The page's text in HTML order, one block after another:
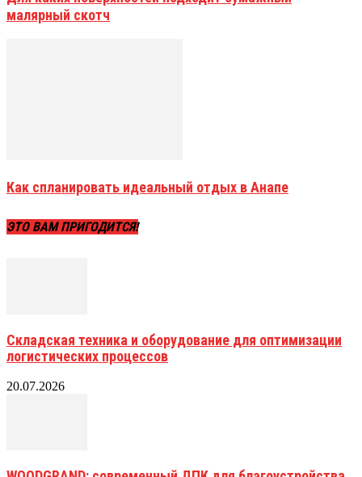
малярный скотч
Как спланировать идеальный отдых в Анапе
ЭТО ВАМ ПРИГОДИТСЯ!
Складская техника и оборудование для оптимизации
логистических процессов
20.07.2026